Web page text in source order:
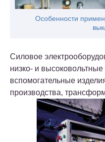
Особенности
Силовое
низко- и
вспомогательные
производства,